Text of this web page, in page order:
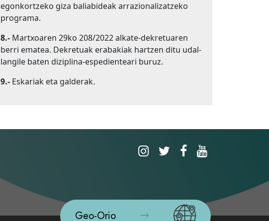
egonkortzeko giza baliabideak arrazionalizatzeko
programa.
8.-Martxoaren 29ko 208/2022 alkate-dekretuaren
berri ematea. Dekretuak erabakiak hartzen ditu udal-
langile baten diziplina-espedienteari buruz.
9.-Eskariak eta galderak.
Geo-Orio